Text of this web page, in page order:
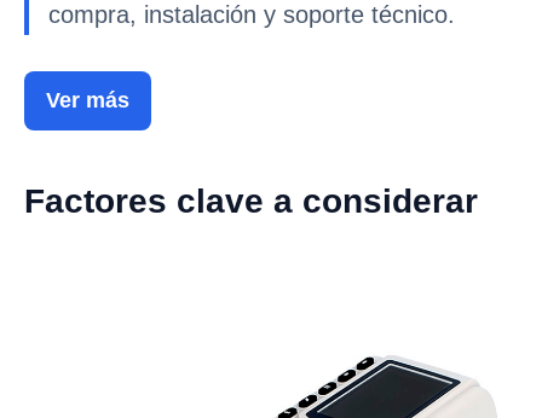
compra, instalación y soporte técnico.
Ver más
Factores clave a considerar